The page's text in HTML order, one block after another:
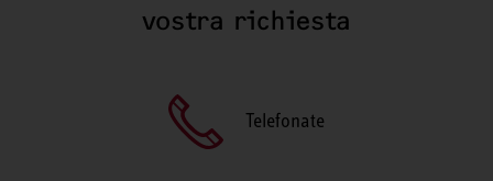
vostra richiesta
Telefonate